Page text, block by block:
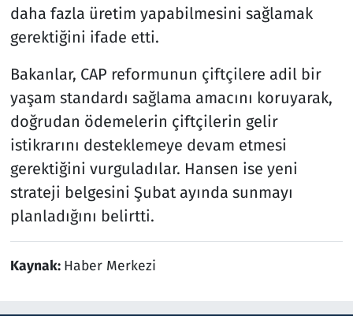
daha fazla üretim yapabilmesini sağlamak
gerektiğini ifade etti.
Bakanlar, CAP reformunun çiftçilere adil bir
yaşam standardı sağlama amacını koruyarak,
doğrudan ödemelerin çiftçilerin gelir
istikrarını desteklemeye devam etmesi
gerektiğini vurguladılar. Hansen ise yeni
strateji belgesini Şubat ayında sunmayı
planladığını belirtti.
Kaynak: Haber Merkezi